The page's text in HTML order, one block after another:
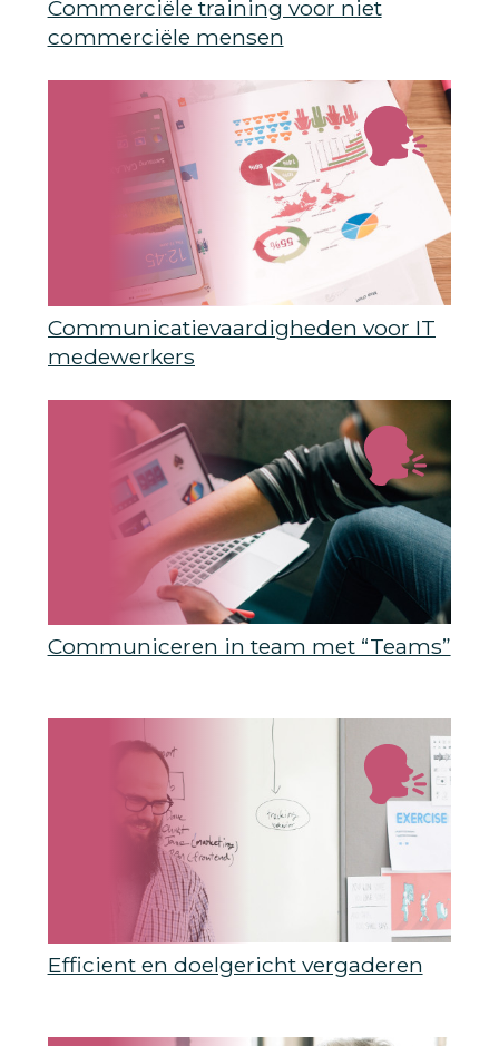
Commerciële training voor niet
commerciële mensen
Communicatievaardigheden voor IT
medewerkers
Communiceren in team met “Teams”
Efficient en doelgericht vergaderen